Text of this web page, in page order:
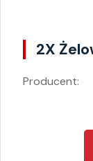
2X
Producent: